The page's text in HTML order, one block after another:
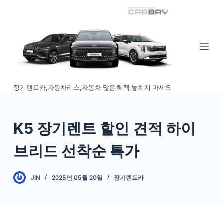
c장기렌트카,자동차리스,자동차 많은 혜택 놓치지 마세요
K5 장기렌트 할인 견적 하이
브리드 선착순 특가
JIN 2025년 05월 20일 장기렌트카